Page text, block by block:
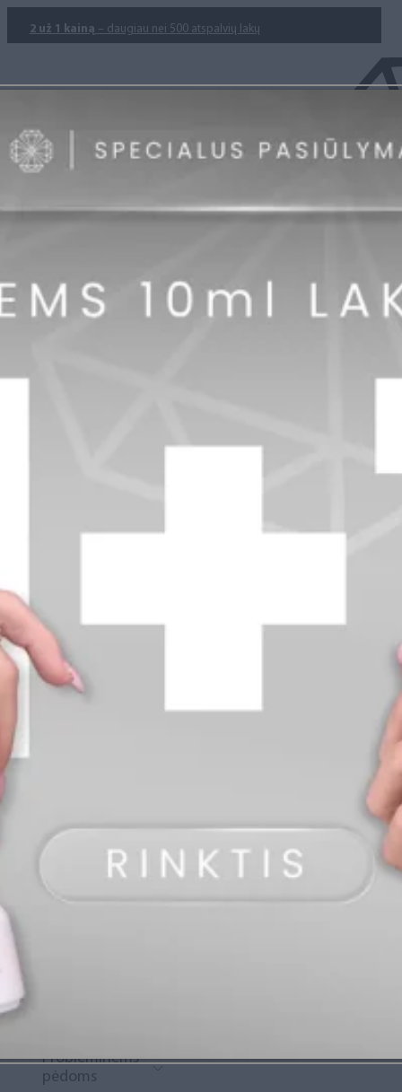
2 už 1 kainą – daugiau nei 500 atspalvių lakų
info@diamondline.lt
Prisijungti
Rewards“
Probleminėms
pėdoms